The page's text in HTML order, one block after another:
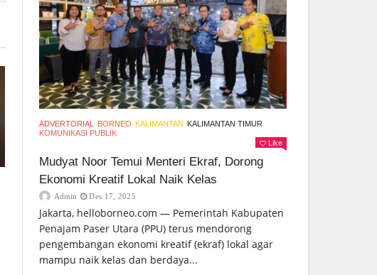
ADVERTORIAL BORNEO KALIMANTAN KALIMANTAN TIMUR
KOMUNIKASI PUBLIK
Like
Mudyat Noor Temui Menteri Ekraf, Dorong
Ekonomi Kreatif Lokal Naik Kelas
Admin Des 17, 2025
Jakarta, helloborneo.com — Pemerintah Kabupaten
Penajam Paser Utara (PPU) terus mendorong
pengembangan ekonomi kreatif (ekraf) lokal agar
mampu naik kelas dan berdaya...